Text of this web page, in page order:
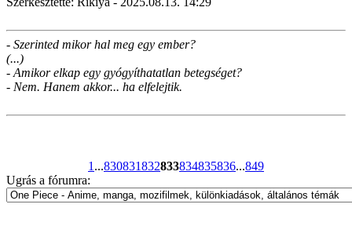
- Szerinted mikor hal meg egy ember?
(...)
- Amikor elkap egy gyógyíthatatlan betegséget?
- Nem. Hanem akkor... ha elfelejtik.
1 ...830831832833834835836...849
Ugrás a fórumra: